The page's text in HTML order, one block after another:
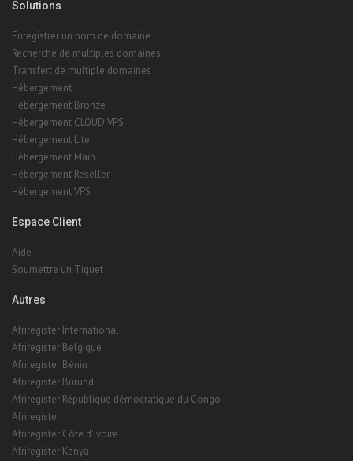
Solutions
Enregistrer un nom de domaine
Recherche de multiples domaines
Transfert de multiple domaines
Hébergement
Hébergement Bronze
Hébergement CLOUD VPS
Hébergement Lite
Hébergement Main
Hébergement Reseller
Hébergement VPS
Espace Client
Aide
Soumettre un Tiquet
Autres
Afriregister International
Afriregister Belgique
Afriregister Bénin
Afriregister Burundi
Afriregister République démocratique du Congo
Afriregister
Afriregister Côte d'Ivoire
Afriregister Kenya